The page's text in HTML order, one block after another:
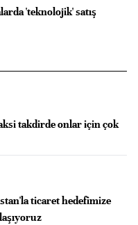
'teknolojik' satış
takdirde onlar için çok
ticaret hedefimize